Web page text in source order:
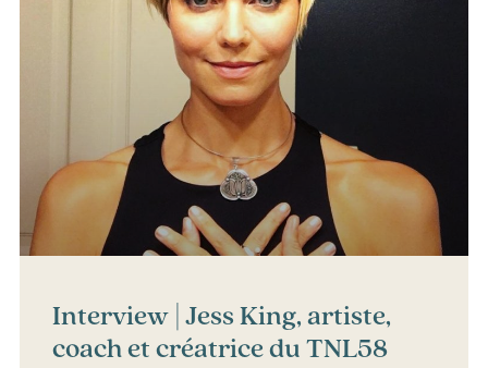
Interview | Jess King, artiste,
coach et créatrice du TNL58